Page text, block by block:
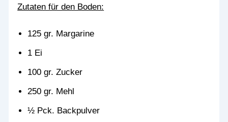
Zutaten für den Boden:
125 gr. Margarine
1 Ei
100 gr. Zucker
250 gr. Mehl
½ Pck. Backpulver